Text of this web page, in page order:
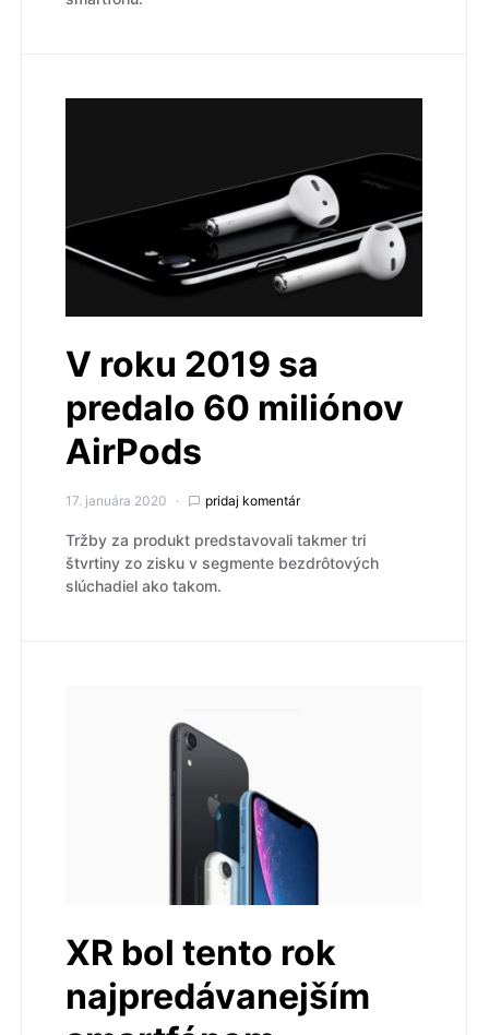
V roku 2019 sa
predalo 60 miliónov
AirPods
17. januára 2020 pridaj komentár
Tržby za produkt predstavovali takmer tri
štvrtiny zo zisku v segmente bezdrôtových
slúchadiel ako takom.
XR bol tento rok
najpredávanejším